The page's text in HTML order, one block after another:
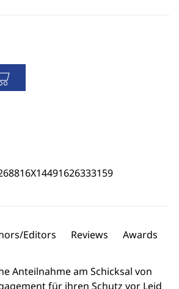
Editors Reviews Awards
Anteilnahme am Schicksal von
für ihren Schutz vor Leid